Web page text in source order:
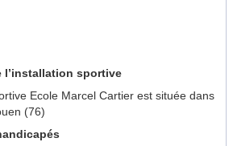
l’installation sportive
Ecole Marcel Cartier est située dans
(76)